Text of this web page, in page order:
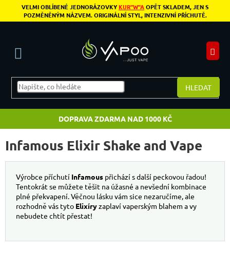
Přejít na obsah
VELMI OBLÍBENÉ JEDNORÁZOVKYKUR"W"AOPĚT SKLADEM, JEN S
POZMĚNĚNÝM NÁZVEM. ORIGINÁLNÍ STYL, INTENZIVNÍ PŘÍCHUTĚ.
HLEDAT
DOPRAVA ZDARMA NAD 1000 KČ
Infamous Elixir Shake and Vape
Výrobce příchutí Infamous přichází s další peckovou řadou!
Tentokrát se můžete těšit na úžasné a nevšední kombinace
plné překvapení. Věčnou lásku vám sice nezaručíme, ale
rozhodně vás tyto Elixíryzaplaví vaperským blahem a vy
nebudete chtít přestat!